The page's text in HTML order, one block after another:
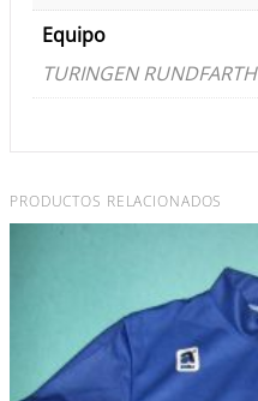
Equipo
TURINGEN RUNDFARTH
PRODUCTOS RELACIONADOS